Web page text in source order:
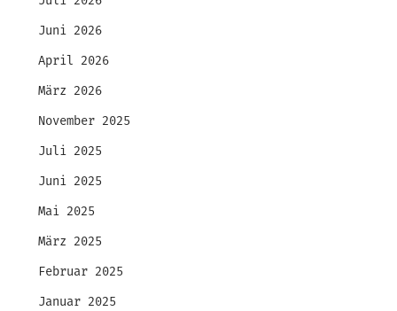
Juni 2026
April 2026
März 2026
November 2025
Juli 2025
Juni 2025
Mai 2025
März 2025
Februar 2025
Januar 2025